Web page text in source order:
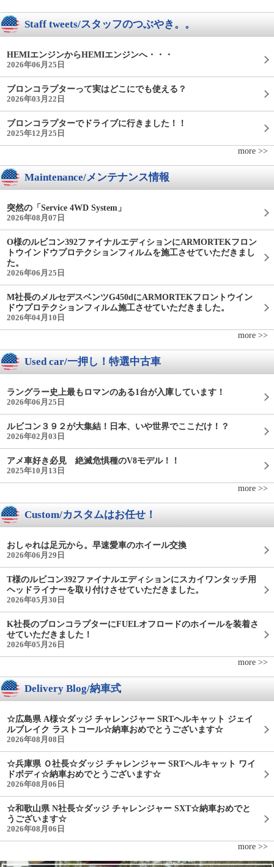
Staff tweets/スタッフのつぶやき。。
HEMIエンジンからHEMIエンジンへ・・・
2026年06月25日
ブロンコラプターって実はどこにでも使える？
2026年03月22日
ブロンコラプターでドライブに行きました！！
2025年12月25日
more >>
Maintenance/メンテナンス情報
突然の「Service 4WD System」
2026年08月07日
O様のルビコン392ファイナルエディションにARMORTEKフロン
トウインドウプロテクションフィルムを施工させていただきまし
た。
2026年06月25日
M社長のメルセデスベンツG450dにARMORTEKフロントウイン
ドウプロテクションフィルム施工させていただきました。
2026年04月10日
more >>
Used car/一押し！特選中古車
ラングラー史上最もロマンのある1台が入庫しています！
2026年06月25日
ルビコン３９２が大集結！日本、いや世界でここだけ！？
2026年02月03日
アメ車好き必見 絶滅危惧種のV8モデル！！
2025年10月13日
more >>
Custom/カスタムはお任せ！
おしゃれは足元から。早速愛車のホイール交換
2026年06月29日
T様のルビコン392ファイナルエディションにスカイワンタッチ用
ヘッドライナーを取り付けさせていただきました。
2026年05月30日
K社長のブロンコラプターにFUELオフロードのホイールを装着さ
せていただきました！
2026年05月26日
more >>
Delivery Blog/納車式
☆広島県 A様☆ダッジ チャレンジャー SRTヘルキャット ジェイ
ルブレイク ラストコール☆納車おめでとうございます☆
2026年08月08日
☆兵庫県 Ｏ社長☆ダッジ チャレンジャー SRTヘルキャット ワイ
ドボディ☆納車おめでとうございます☆
2026年08月06日
☆和歌山県 N社長☆ダッジ チャレンジャー SXT☆納車おめでと
うございます☆
2026年08月06日
more >>